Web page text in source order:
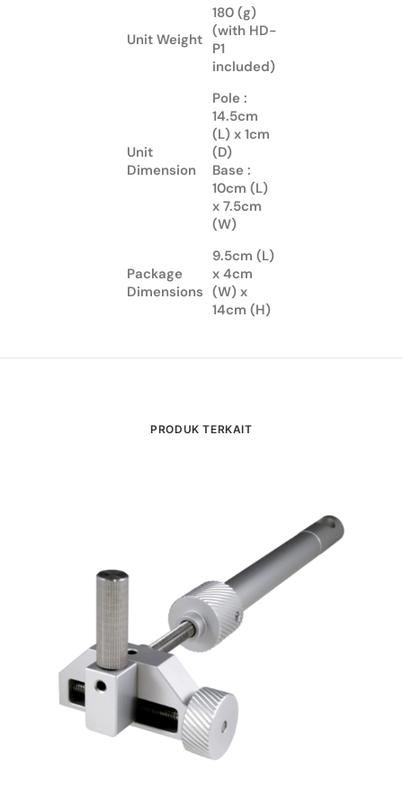
Unit Weight
180 (g)
(with HD-
P1
included)
Unit
Dimension
Pole :
14.5cm
(L) x 1cm
(D)
Base :
10cm (L)
x 7.5cm
(W)
Package
Dimensions
9.5cm (L)
x 4cm
(W) x
14cm (H)
PRODUK TERKAIT